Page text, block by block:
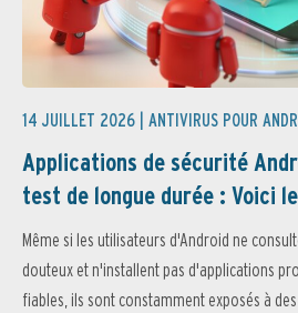
14 JUILLET 2026 | ANTIVIRUS POUR
Applications de sécurité
test de longue durée : Voici
Même si les utilisateurs d'Android ne
douteux et n'installent pas d'applications
fiables, ils sont constamment exposés à